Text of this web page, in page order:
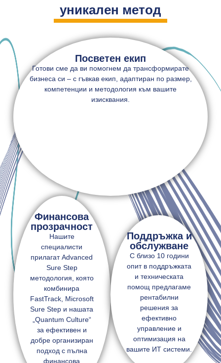
уникален метод
Посветен екип
Готови сме да ви помогнем да трансформирате
бизнеса си – с гъвкав екип, адаптиран по размер,
компетенции и методология към вашите
изисквания.
Финансова
прозрачност
Нашите
специалисти
прилагат Advanced
Sure Step
методология, която
комбинира
FastTrack, Microsoft
Sure Step и нашата
„Quantum Culture“
за ефективен и
добре организиран
подход с пълна
финансова
Поддръжка и
обслужване
С близо 10 години
опит в поддръжката
и техническата
помощ предлагаме
рентабилни
решения за
ефективно
управление и
оптимизация на
вашите ИТ системи.